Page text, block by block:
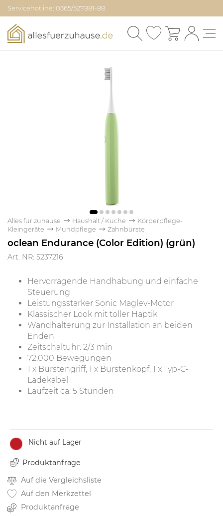
Servicehotline: 0365/527881-88
Alles für zuhause Haushalt / Küche
Körperpflege-
Kleingeräte
Mundpflege Zahnbürste
oclean Endurance (Color Edition) (grün)
Art. NR: 5237216
Hervorragende Handhabung und einfache
Steuerung
Leistungsstarker Sonic Maglev-Motor
Klassischer Look mit toller Haptik
Wandhalterung zur Installation an beiden
Enden
Zeitschaltuhr: 2/3 min
72,000 Bewegungen
1 x Bürstengriff, 1 x Bürstenkopf, 1 x Typ-C-
Ladekabel
Laufzeit ca. 5 Stunden
Nicht auf Lager
Produktanfrage
Auf die Vergleichsliste
Auf den Merkzettel
Produktanfrage